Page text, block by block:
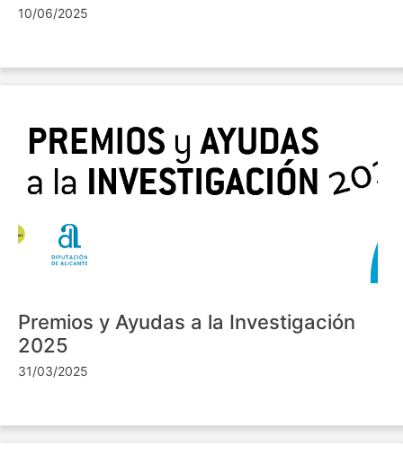
10/06/2025
Premios y Ayudas a la Investigación
2025
31/03/2025